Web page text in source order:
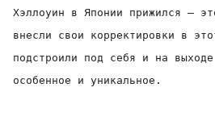
Хэллоуин в Японии прижился –
внесли свои корректировки в
подстроили под себя и на
особенное и уникальное.